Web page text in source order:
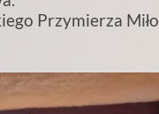
Przymierza